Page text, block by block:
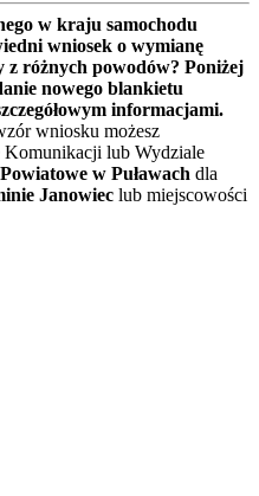
w kraju samochodu
wniosek o wymianę
z różnych powodów? Poniżej
nowego blankietu
informacjami.
wniosku możesz
lub Wydziale
w Puławach dla
Janowiec lub miejscowości